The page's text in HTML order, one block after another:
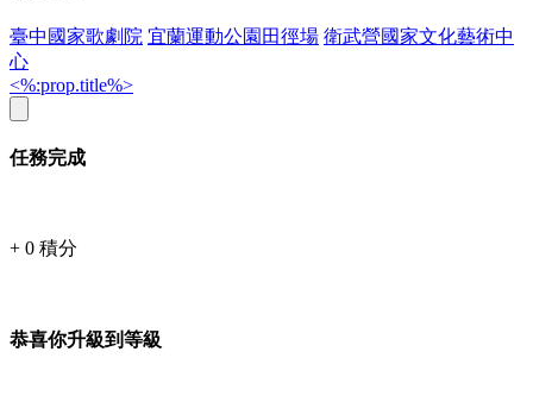
臺中國家歌劇院 宜蘭運動公園田徑場 衛武營國家文化藝術中
心
<%:prop.title%>
任務完成
+ 0 積分
恭喜你升級到等級